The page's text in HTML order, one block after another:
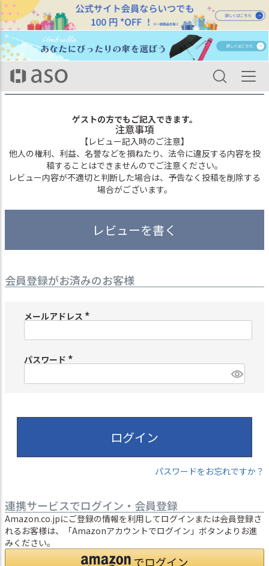
HOME ログイン
ゲストの方でもご記入できます。
注意事項
【レビュー記入時のご注意】
他人の権利、利益、名誉などを損ねたり、法令に違反する内容を投
稿することはできませんのでご注意ください。
レビュー内容が不適切と判断した場合は、予告なく投稿を削除する
場合がございます。
レビューを書く
会員登録がお済みのお客様
メールアドレス
須
パスワード
須
ログイン
パスワードをお忘れですか？
連携サービスでログイン・会員登録
Amazon.co.jpにご登録の情報を利用してログインまたは会員登録さ
れるお客様は、「Amazonアカウントでログイン」ボタンよりお進
みください。